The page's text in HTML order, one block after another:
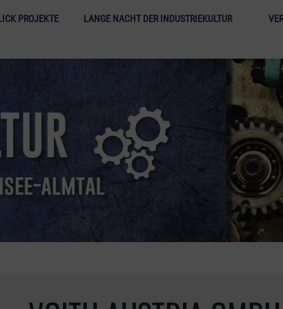
PROJEKTE LANGE NACHT DER INDUSTRIEKULTUR